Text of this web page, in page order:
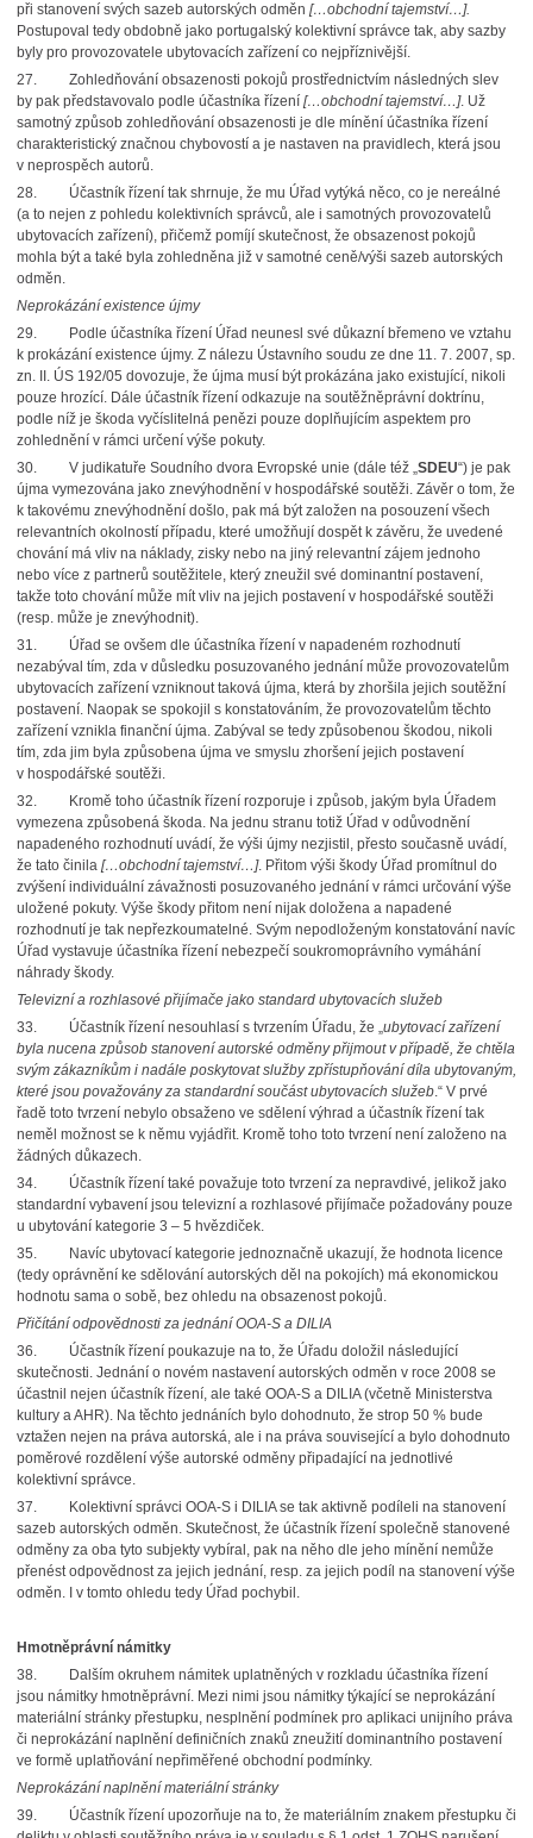
při stanovení svých sazeb autorských odměn […obchodní tajemství…].
Postupoval tedy obdobně jako portugalský kolektivní správce tak, aby sazby
byly pro provozovatele ubytovacích zařízení co nejpříznivější.
27.
Zohledňování obsazenosti pokojů prostřednictvím následných slev
by pak představovalo podle účastníka řízení […obchodní tajemství…]. Už
samotný způsob zohledňování obsazenosti je dle mínění účastníka řízení
charakteristický značnou chybovostí a je nastaven na pravidlech, která jsou
v neprospěch autorů.
28.
Účastník řízení tak shrnuje, že mu Úřad vytýká něco, co je nereálné
(a to nejen z pohledu kolektivních správců, ale i samotných provozovatelů
ubytovacích zařízení), přičemž pomíjí skutečnost, že obsazenost pokojů
mohla být a také byla zohledněna již v samotné ceně/výši sazeb autorských
odměn.
Neprokázání existence újmy
29.
Podle účastníka řízení Úřad neunesl své důkazní břemeno ve vztahu
k prokázání existence újmy. Z nálezu Ústavního soudu ze dne 11. 7. 2007, sp.
zn. II. ÚS 192/05 dovozuje, že újma musí být prokázána jako existující, nikoli
pouze hrozící. Dále účastník řízení odkazuje na soutěžněprávní doktrínu,
podle níž je škoda vyčíslitelná penězi pouze doplňujícím aspektem pro
zohlednění v rámci určení výše pokuty.
30.
V judikatuře Soudního dvora Evropské unie (dále též „SDEU“) je pak
újma vymezována jako znevýhodnění v hospodářské soutěži. Závěr o tom, že
k takovému znevýhodnění došlo, pak má být založen na posouzení všech
relevantních okolností případu, které umožňují dospět k závěru, že uvedené
chování má vliv na náklady, zisky nebo na jiný relevantní zájem jednoho
nebo více z partnerů soutěžitele, který zneužil své dominantní postavení,
takže toto chování může mít vliv na jejich postavení v hospodářské soutěži
(resp. může je znevýhodnit).
31.
Úřad se ovšem dle účastníka řízení v napadeném rozhodnutí
nezabýval tím, zda v důsledku posuzovaného jednání může provozovatelům
ubytovacích zařízení vzniknout taková újma, která by zhoršila jejich soutěžní
postavení. Naopak se spokojil s konstatováním, že provozovatelům těchto
zařízení vznikla finanční újma. Zabýval se tedy způsobenou škodou, nikoli
tím, zda jim byla způsobena újma ve smyslu zhoršení jejich postavení
v hospodářské soutěži.
32.
Kromě toho účastník řízení rozporuje i způsob, jakým byla Úřadem
vymezena způsobená škoda. Na jednu stranu totiž Úřad v odůvodnění
napadeného rozhodnutí uvádí, že výši újmy nezjistil, přesto současně uvádí,
že tato činila […obchodní tajemství…]. Přitom výši škody Úřad promítnul do
zvýšení individuální závažnosti posuzovaného jednání v rámci určování výše
uložené pokuty. Výše škody přitom není nijak doložena a napadené
rozhodnutí je tak nepřezkoumatelné. Svým nepodloženým konstatování navíc
Úřad vystavuje účastníka řízení nebezpečí soukromoprávního vymáhání
náhrady škody.
Televizní a rozhlasové přijímače jako standard ubytovacích služeb
33.
Účastník řízení nesouhlasí s tvrzením Úřadu, že „ubytovací zařízení
byla nucena způsob stanovení autorské odměny přijmout v případě, že chtěla
svým zákazníkům i nadále poskytovat služby zpřístupňování díla ubytovaným,
které jsou považovány za standardní součást ubytovacích služeb.“ V prvé
řadě toto tvrzení nebylo obsaženo ve sdělení výhrad a účastník řízení tak
neměl možnost se k němu vyjádřit. Kromě toho toto tvrzení není založeno na
žádných důkazech.
34.
Účastník řízení také považuje toto tvrzení za nepravdivé, jelikož jako
standardní vybavení jsou televizní a rozhlasové přijímače požadovány pouze
u ubytování kategorie 3 – 5 hvězdiček.
35.
Navíc ubytovací kategorie jednoznačně ukazují, že hodnota licence
(tedy oprávnění ke sdělování autorských děl na pokojích) má ekonomickou
hodnotu sama o sobě, bez ohledu na obsazenost pokojů.
Přičítání odpovědnosti za jednání OOA-S a DILIA
36.
Účastník řízení poukazuje na to, že Úřadu doložil následující
skutečnosti. Jednání o novém nastavení autorských odměn v roce 2008 se
účastnil nejen účastník řízení, ale také OOA-S a DILIA (včetně Ministerstva
kultury a AHR). Na těchto jednáních bylo dohodnuto, že strop 50 % bude
vztažen nejen na práva autorská, ale i na práva související a bylo dohodnuto
poměrové rozdělení výše autorské odměny připadající na jednotlivé
kolektivní správce.
37.
Kolektivní správci OOA-S i DILIA se tak aktivně podíleli na stanovení
sazeb autorských odměn. Skutečnost, že účastník řízení společně stanovené
odměny za oba tyto subjekty vybíral, pak na něho dle jeho mínění nemůže
přenést odpovědnost za jejich jednání, resp. za jejich podíl na stanovení výše
odměn. I v tomto ohledu tedy Úřad pochybil.
Hmotněprávní námitky
38.
Dalším okruhem námitek uplatněných v rozkladu účastníka řízení
jsou námitky hmotněprávní. Mezi nimi jsou námitky týkající se neprokázání
materiální stránky přestupku, nesplnění podmínek pro aplikaci unijního práva
či neprokázání naplnění definičních znaků zneužití dominantního postavení
ve formě uplatňování nepřiměřené obchodní podmínky.
Neprokázání naplnění materiální stránky
39.
Účastník řízení upozorňuje na to, že materiálním znakem přestupku či